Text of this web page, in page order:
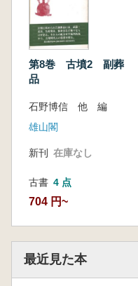
第8巻 古墳2 副葬
品
石野博信 他 編
雄山閣
新刊 在庫なし
古書 4 点
704 円~
最近見た本